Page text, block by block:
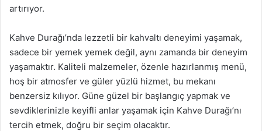
artırıyor.
Kahve Durağı’nda lezzetli bir kahvaltı deneyimi yaşamak,
sadece bir yemek yemek değil, aynı zamanda bir deneyim
yaşamaktır. Kaliteli malzemeler, özenle hazırlanmış menü,
hoş bir atmosfer ve güler yüzlü hizmet, bu mekanı
benzersiz kılıyor. Güne güzel bir başlangıç yapmak ve
sevdiklerinizle keyifli anlar yaşamak için Kahve Durağı’nı
tercih etmek, doğru bir seçim olacaktır.